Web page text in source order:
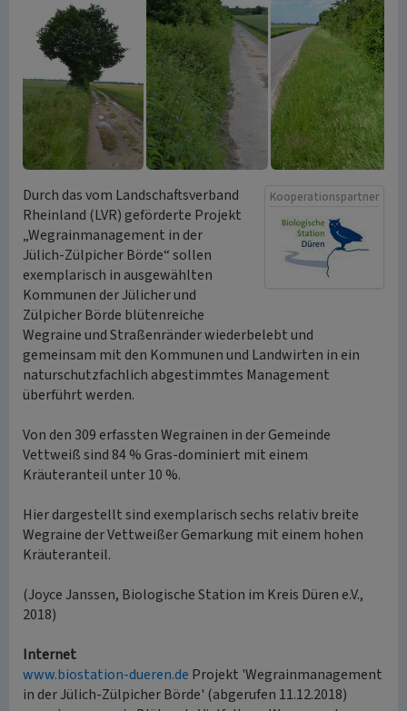
Kooperationspartner
Durch das vom Landschaftsverband
Rheinland (LVR) geförderte Projekt
„Wegrainmanagement in der
Jülich-Zülpicher Börde“ sollen
exemplarisch in ausgewählten
Kommunen der Jülicher und
Zülpicher Börde blütenreiche
Wegraine und Straßenränder wiederbelebt und
gemeinsam mit den Kommunen und Landwirten in ein
naturschutzfachlich abgestimmtes Management
überführt werden.
Von den 309 erfassten Wegrainen in der Gemeinde
Vettweiß sind 84 % Gras-dominiert mit einem
Kräuteranteil unter 10 %.
Hier dargestellt sind exemplarisch sechs relativ breite
Wegraine der Vettweißer Gemarkung mit einem hohen
Kräuteranteil.
(Joyce Janssen, Biologische Station im Kreis Düren e.V.,
2018)
Internet
www.biostation-dueren.de Projekt 'Wegrainmanagement
in der Jülich-Zülpicher Börde' (abgerufen 11.12.2018)